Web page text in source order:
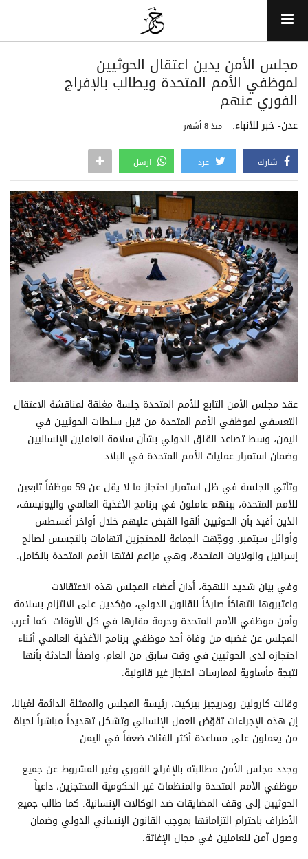
مجلس الأمن يدين اعتقال الحوثيين
لموظفي الأمم المتحدة ويطالب بالإفراج
الفوري عنهم
عدن- خبر للأنباء: منذ 8 أشهر
شارك غرد ارسل
عقد مجلس الأمن التابع للأمم المتحدة جلسة مغلقة لمناقشة الاعتقال
التعسفي لموظفي الأمم المتحدة من قبل سلطات الحوثيين في
اليمن، وسط تصاعد القلق الدولي بشأن سلامة العاملين الإنسانيين
وضمان استمرار عمليات الأمم المتحدة في البلاد.
وتأتي الجلسة في ظل استمرار احتجاز ما لا يقل عن 59 موظفاً تابعين
للأمم المتحدة، بينهم عاملون في برنامج الأغذية العالمي واليونيسف،
الذين أفيد بأن الحوثيين ألقوا القبض عليهم خلال أواخر أغسطس
وأوائل سبتمبر. ووجّهت الجماعة للمحتجزين اتهامات بالتجسس لصالح
إسرائيل والولايات المتحدة، وهي مزاعم نفتها الأمم المتحدة بالكامل.
وفي بيان شديد اللهجة، أدان أعضاء المجلس هذه الاعتقالات
واعتبروها انتهاكاً صارخاً للقانون الدولي، مؤكدين على الالتزام بسلامة
وأمن موظفي الأمم المتحدة وحرمة مقارها في كل الأوقات. كما أعرب
المجلس عن غضبه من وفاة أحد موظفي برنامج الأغذية العالمي أثناء
احتجازه لدى الحوثيين في وقت سابق من العام، واصفاً الحادثة بأنها
نتيجة مأساوية لممارسات احتجاز غير قانونية.
وقالت كارولين رودريجيز بيركيت، رئيسة المجلس والممثلة الدائمة لغيانا،
إن هذه الإجراءات تقوّض العمل الإنساني وتشكل تهديداً مباشراً لحياة
من يعملون على مساعدة أكثر الفئات ضعفاً في اليمن.
وجدد مجلس الأمن مطالبته بالإفراج الفوري وغير المشروط عن جميع
موظفي الأمم المتحدة والمنظمات غير الحكومية المحتجزين، داعياً
الحوثيين إلى وقف المضايقات ضد الوكالات الإنسانية. كما طالب جميع
الأطراف باحترام التزاماتها بموجب القانون الإنساني الدولي وضمان
وصول آمن للعاملين في مجال الإغاثة.